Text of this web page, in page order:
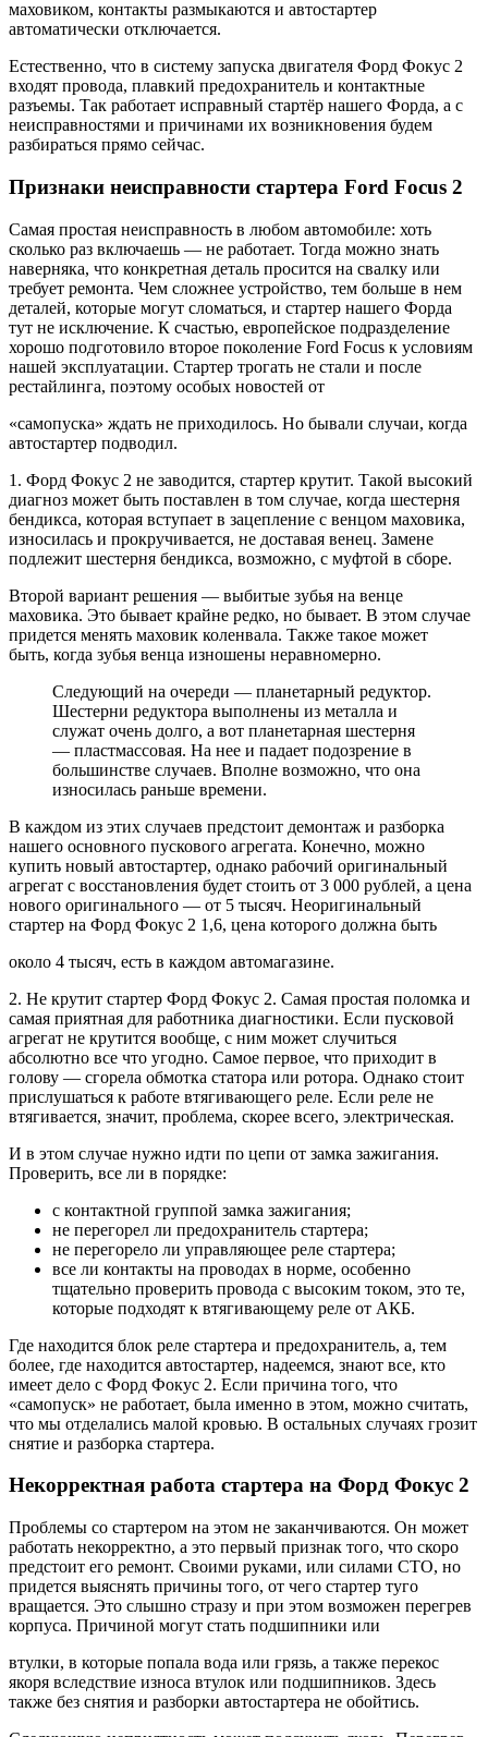
маховиком, контакты размыкаются и автостартер
автоматически отключается.
Естественно, что в систему запуска двигателя Форд Фокус 2
входят провода, плавкий предохранитель и контактные
разъемы. Так работает исправный стартёр нашего Форда, а с
неисправностями и причинами их возникновения будем
разбираться прямо сейчас.
Признаки неисправности стартера Ford Focus 2
Самая простая неисправность в любом автомобиле: хоть
сколько раз включаешь — не работает. Тогда можно знать
наверняка, что конкретная деталь просится на свалку или
требует ремонта. Чем сложнее устройство, тем больше в нем
деталей, которые могут сломаться, и стартер нашего Форда
тут не исключение. К счастью, европейское подразделение
хорошо подготовило второе поколение Ford Focus к условиям
нашей эксплуатации. Стартер трогать не стали и после
рестайлинга, поэтому особых новостей от
«самопуска» ждать не приходилось. Но бывали случаи, когда
автостартер подводил.
1. Форд Фокус 2 не заводится, стартер крутит. Такой высокий
диагноз может быть поставлен в том случае, когда шестерня
бендикса, которая вступает в зацепление с венцом маховика,
износилась и прокручивается, не доставая венец. Замене
подлежит шестерня бендикса, возможно, с муфтой в сборе.
Второй вариант решения — выбитые зубья на венце
маховика. Это бывает крайне редко, но бывает. В этом случае
придется менять маховик коленвала. Также такое может
быть, когда зубья венца изношены неравномерно.
Следующий на очереди — планетарный редуктор.
Шестерни редуктора выполнены из металла и
служат очень долго, а вот планетарная шестерня
— пластмассовая. На нее и падает подозрение в
большинстве случаев. Вполне возможно, что она
износилась раньше времени.
В каждом из этих случаев предстоит демонтаж и разборка
нашего основного пускового агрегата. Конечно, можно
купить новый автостартер, однако рабочий оригинальный
агрегат с восстановления будет стоить от 3 000 рублей, а цена
нового оригинального — от 5 тысяч. Неоригинальный
стартер на Форд Фокус 2 1,6, цена которого должна быть
около 4 тысяч, есть в каждом автомагазине.
2. Не крутит стартер Форд Фокус 2. Самая простая поломка и
самая приятная для работника диагностики. Если пусковой
агрегат не крутится вообще, с ним может случиться
абсолютно все что угодно. Самое первое, что приходит в
голову — сгорела обмотка статора или ротора. Однако стоит
прислушаться к работе втягивающего реле. Если реле не
втягивается, значит, проблема, скорее всего, электрическая.
И в этом случае нужно идти по цепи от замка зажигания.
Проверить, все ли в порядке:
с контактной группой замка зажигания;
не перегорел ли предохранитель стартера;
не перегорело ли управляющее реле стартера;
все ли контакты на проводах в норме, особенно
тщательно проверить провода с высоким током, это те,
которые подходят к втягивающему реле от АКБ.
Где находится блок реле стартера и предохранитель, а, тем
более, где находится автостартер, надеемся, знают все, кто
имеет дело с Форд Фокус 2. Если причина того, что
«самопуск» не работает, была именно в этом, можно считать,
что мы отделались малой кровью. В остальных случаях грозит
снятие и разборка стартера.
Некорректная работа стартера на Форд Фокус 2
Проблемы со стартером на этом не заканчиваются. Он может
работать некорректно, а это первый признак того, что скоро
предстоит его ремонт. Своими руками, или силами СТО, но
придется выяснять причины того, от чего стартер туго
вращается. Это слышно стразу и при этом возможен перегрев
корпуса. Причиной могут стать подшипники или
втулки, в которые попала вода или грязь, а также перекос
якоря вследствие износа втулок или подшипников. Здесь
также без снятия и разборки автостартера не обойтись.